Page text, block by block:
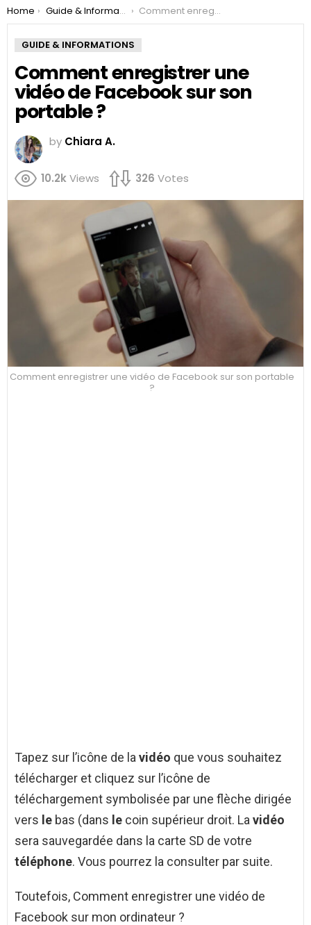
You are here:
Home Guide & Informations Comment enregistrer une vidéo de Facebook sur son portable ?
GUIDE & INFORMATIONS
Comment enregistrer une
vidéo de Facebook sur son
portable ?
by Chiara A.
10.2kViews 326 Votes
Comment enregistrer une vidéo de Facebook sur son portable
?
Tapez sur l’icône de la vidéo que vous souhaitez
télécharger et cliquez sur l’icône de
téléchargement symbolisée par une flèche dirigée
vers le bas (dans le coin supérieur droit. La vidéo
sera sauvegardée dans la carte SD de votre
téléphone. Vous pourrez la consulter par suite.
Toutefois, Comment enregistrer une vidéo de
Facebook sur mon ordinateur ?